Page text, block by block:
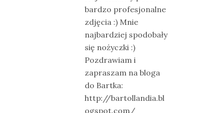
bardzo profesjonalne
zdjęcia :) Mnie
najbardziej spodobały
się nożyczki :)
Pozdrawiam i
zapraszam na bloga
do Bartka:
http://bartollandia.bl
ogspot.com/